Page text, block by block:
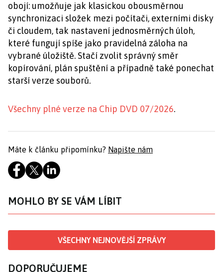
obojí: umožňuje jak klasickou obousměrnou
synchronizaci složek mezi počítači, externími disky
či cloudem, tak nastavení jednosměrných úloh,
které fungují spíše jako pravidelná záloha na
vybrané úložiště. Stačí zvolit správný směr
kopírování, plán spuštění a případně také ponechat
starší verze souborů.
Všechny plné verze na Chip DVD 07/2026.
Máte k článku připomínku? Napište nám
MOHLO BY SE VÁM LÍBIT
VŠECHNY NEJNOVĚJŠÍ ZPRÁVY
DOPORUČUJEME